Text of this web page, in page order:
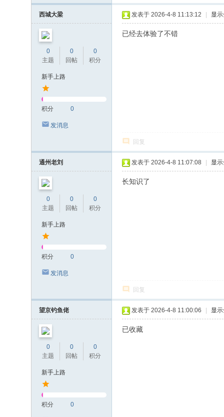
西城大梁
0
主题
0
回帖
0
积分
新手上路
积分 0
发消息
发表于 2026-4-8 11:13:12 显
已经去体验了不错
回复
通州老刘
0
主题
0
回帖
0
积分
新手上路
积分 0
发消息
发表于 2026-4-8 11:07:08 显
长知识了
回复
望京钓鱼佬
0
主题
0
回帖
0
积分
新手上路
积分 0
发表于 2026-4-8 11:00:06 显
已收藏